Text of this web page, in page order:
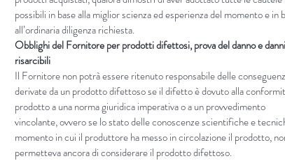
possibili in base alla miglior scienza ed esperienza del momento e in
all’ordinaria diligenza richiesta.
Obblighi del Fornitore per prodotti difettosi, prova del danno e danni
risarcibili
Il Fornitore non potrà essere ritenuto responsabile delle
derivate da un prodotto difettoso se il difetto è dovuto alla
prodotto a una norma giuridica imperativa o a un provvedimento
vincolante, ovvero se lo stato delle conoscenze scientifiche e
momento in cui il produttore ha messo in circolazione il prodotto,
permetteva ancora di considerare il prodotto difettoso.